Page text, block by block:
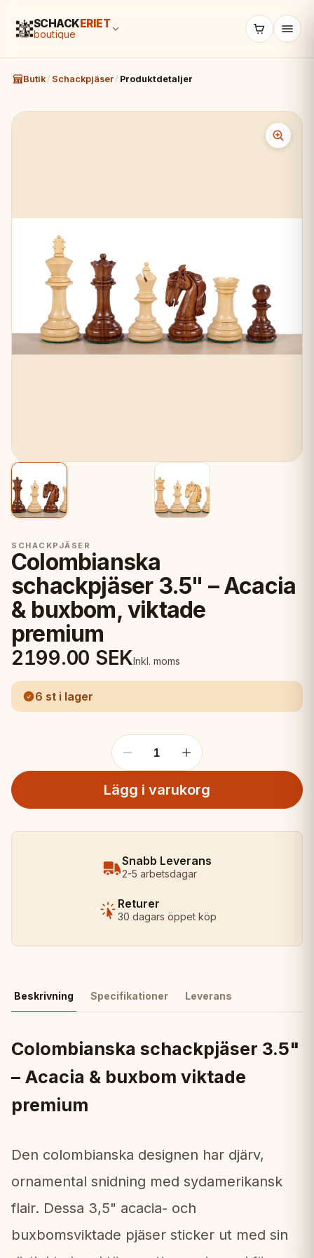
SCHACKERIET
boutique
Butik / Schackpjäser / Produktdetaljer
SCHACKPJÄSER
Colombianska
schackpjäser 3.5" – Acacia
& buxbom, viktade
premium
2199.00 SEKInkl. moms
6 st i lager
1
Lägg i varukorg
Snabb Leverans
2-5 arbetsdagar
Returer
30 dagars öppet köp
Beskrivning Specifikationer Leverans
Colombianska schackpjäser 3.5"
– Acacia & buxbom viktade
premium
Den colombianska designen har djärv,
ornamental snidning med sydamerikansk
flair. Dessa 3,5" acacia- och
buxbomsviktade pjäser sticker ut med sin